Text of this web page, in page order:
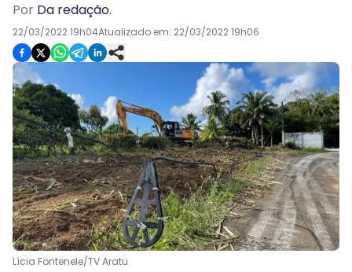
Por Da redação.
22/03/2022 19h04Atualizado em: 22/03/2022 19h06
Lícia Fontenele/TV Aratu